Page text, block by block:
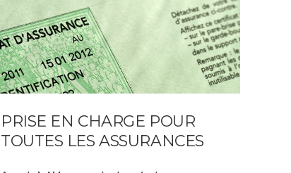
PRISE EN CHARGE POUR
TOUTES LES ASSURANCES